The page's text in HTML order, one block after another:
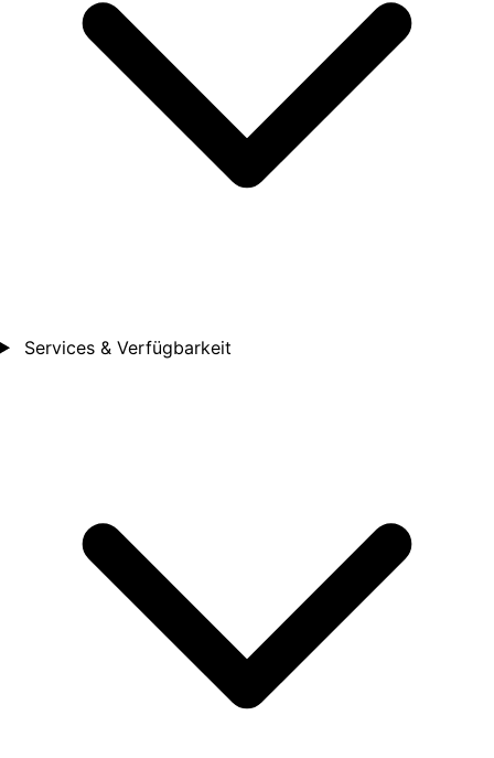
Services & Verfügbarkeit